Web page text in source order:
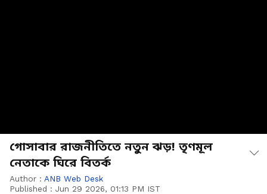
গোসাবার রাজনীতিতে নতুন ঝড়! তৃণমূল
নেতাকে ঘিরে বিতর্ক
Author : ANB Web Desk
Published : Jun 29 2026, 01:13 PM IST